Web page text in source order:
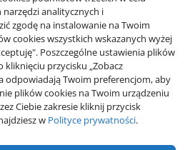
analitycznych i
zgodę na instalowanie na Twoim
cookies wszystkich wskazanych wyżej
Poszczególne ustawienia plików
kliknięciu przycisku „Zobacz
odpowiadają Twoim preferencjom, aby
plików cookies na Twoim urządzeniu
Ciebie zakresie kliknij przycisk
w Polityce prywatności.